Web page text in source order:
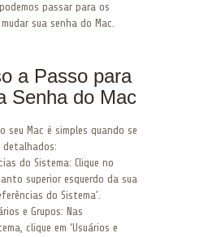
passar para os
sua senha do Mac.
a Passo para
Senha do Mac
seu Mac é simples quando se
detalhados:
do Sistema: Clique no
superior esquerdo da sua
do Sistema’.
e Grupos: Nas
clique em ‘Usuários e